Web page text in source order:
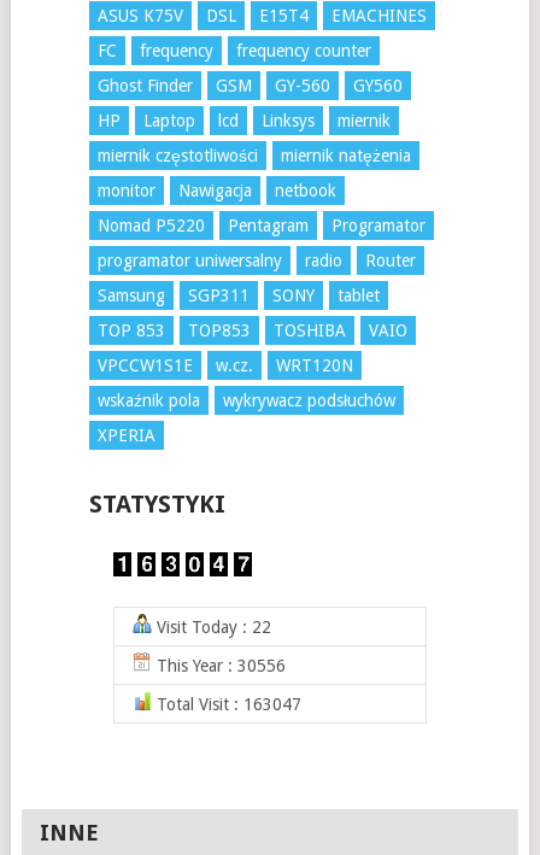
ASUS K75V
DSL E15T4
EMACHINES
FC
frequency
frequency counter
Ghost Finder
GSM GY-560
GY560
HP
Laptop lcd Linksys
miernik
miernik częstotliwości
miernik natężenia
monitor
Nawigacja
netbook
Nomad P5220
Pentagram
Programator
programator uniwersalny
radio
Router
Samsung
SGP311 SONY
tablet
TOP 853
TOP853 TOSHIBA
VAIO
VPCCW1S1E
w.cz.
WRT120N
wskaźnik pola
wykrywacz podsłuchów
XPERIA
STATYSTYKI
Visit Today : 22
This Year : 30556
Total Visit : 163047
INNE